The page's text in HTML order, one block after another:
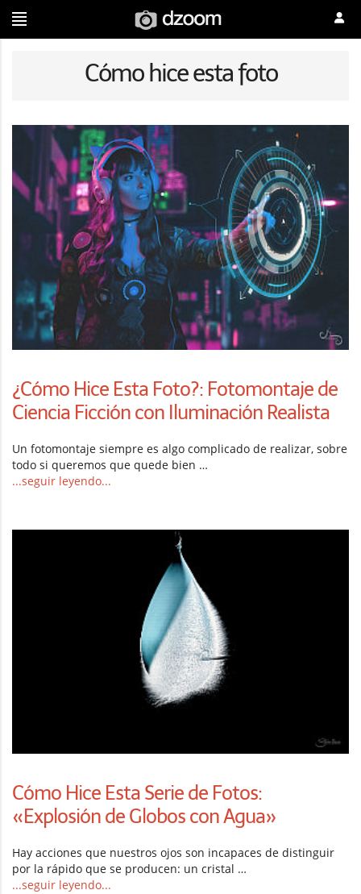
Cómo hice esta foto
¿Cómo Hice Esta Foto?: Fotomontaje de
Ciencia Ficción con Iluminación Realista
Un fotomontaje siempre es algo complicado de realizar, sobre
todo si queremos que quede bien …
...seguir leyendo...
Cómo Hice Esta Serie de Fotos:
«Explosión de Globos con Agua»
Hay acciones que nuestros ojos son incapaces de distinguir
por la rápido que se producen: un cristal …
...seguir leyendo...